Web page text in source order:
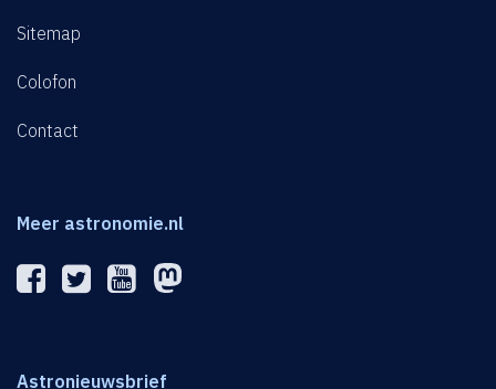
Sitemap
Colofon
Contact
Meer astronomie.nl
Astronieuwsbrief